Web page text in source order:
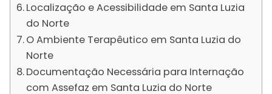
Localização e Acessibilidade em Santa Luzia
do Norte
O Ambiente Terapêutico em Santa Luzia do
Norte
Documentação Necessária para Internação
com Assefaz em Santa Luzia do Norte